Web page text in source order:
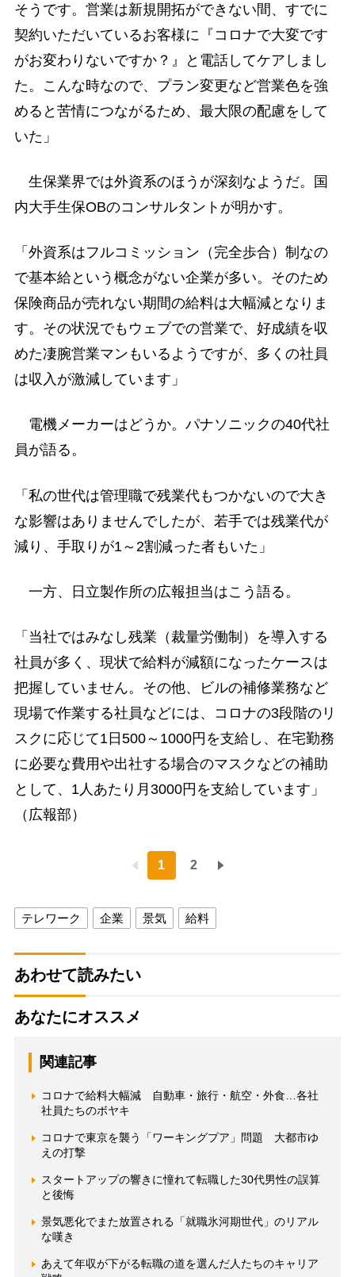
そうです。営業は新規開拓ができない間、すでに
契約いただいているお客様に『コロナで大変です
がお変わりないですか？』と電話してケアしまし
た。こんな時なので、プラン変更など営業色を強
めると苦情につながるため、最大限の配慮をして
いた」
生保業界では外資系のほうが深刻なようだ。国
内大手生保OBのコンサルタントが明かす。
「外資系はフルコミッション（完全歩合）制なの
で基本給という概念がない企業が多い。そのため
保険商品が売れない期間の給料は大幅減となりま
す。その状況でもウェブでの営業で、好成績を収
めた凄腕営業マンもいるようですが、多くの社員
は収入が激減しています」
電機メーカーはどうか。パナソニックの40代社
員が語る。
「私の世代は管理職で残業代もつかないので大き
な影響はありませんでしたが、若手では残業代が
減り、手取りが1～2割減った者もいた」
一方、日立製作所の広報担当はこう語る。
「当社ではみなし残業（裁量労働制）を導入する
社員が多く、現状で給料が減額になったケースは
把握していません。その他、ビルの補修業務など
現場で作業する社員などには、コロナの3段階のリ
スクに応じて1日500～1000円を支給し、在宅勤務
に必要な費用や出社する場合のマスクなどの補助
として、1人あたり月3000円を支給しています」
（広報部）
1 2
テレワーク 企業 景気 給料
あわせて読みたい
あなたにオススメ
関連記事
コロナで給料大幅減 自動車・旅行・航空・外食…各社
社員たちのボヤキ
コロナで東京を襲う「ワーキングプア」問題 大都市ゆ
えの打撃
スタートアップの響きに憧れて転職した30代男性の誤算
と後悔
景気悪化でまた放置される「就職氷河期世代」のリアル
な嘆き
あえて年収が下がる転職の道を選んだ人たちのキャリア